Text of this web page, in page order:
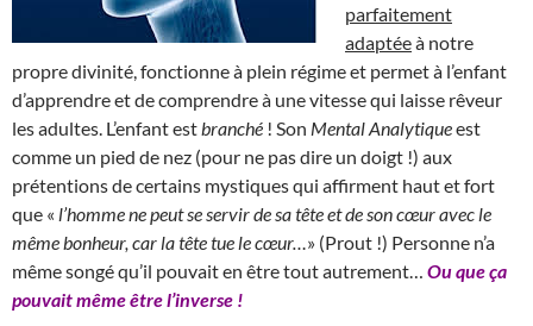
parfaitement
adaptéeà notre
propre divinité, fonctionne à plein régime et permet à l’enfant
d’apprendre et de comprendre à une vitesse qui laisse rêveur
les adultes. L’enfant est branché ! Son Mental Analytiqueest
comme un pied de nez (pour ne pas dire un doigt !) aux
prétentions de certains mystiques qui affirment haut et fort
que « l’homme ne peut se servir de sa tête et de son cœur avec le
même bonheur, car la tête tue le cœur… » (Prout !) Personne n’a
même songé qu’il pouvait en être tout autrement… Ou que ça
pouvait même être l’inverse !